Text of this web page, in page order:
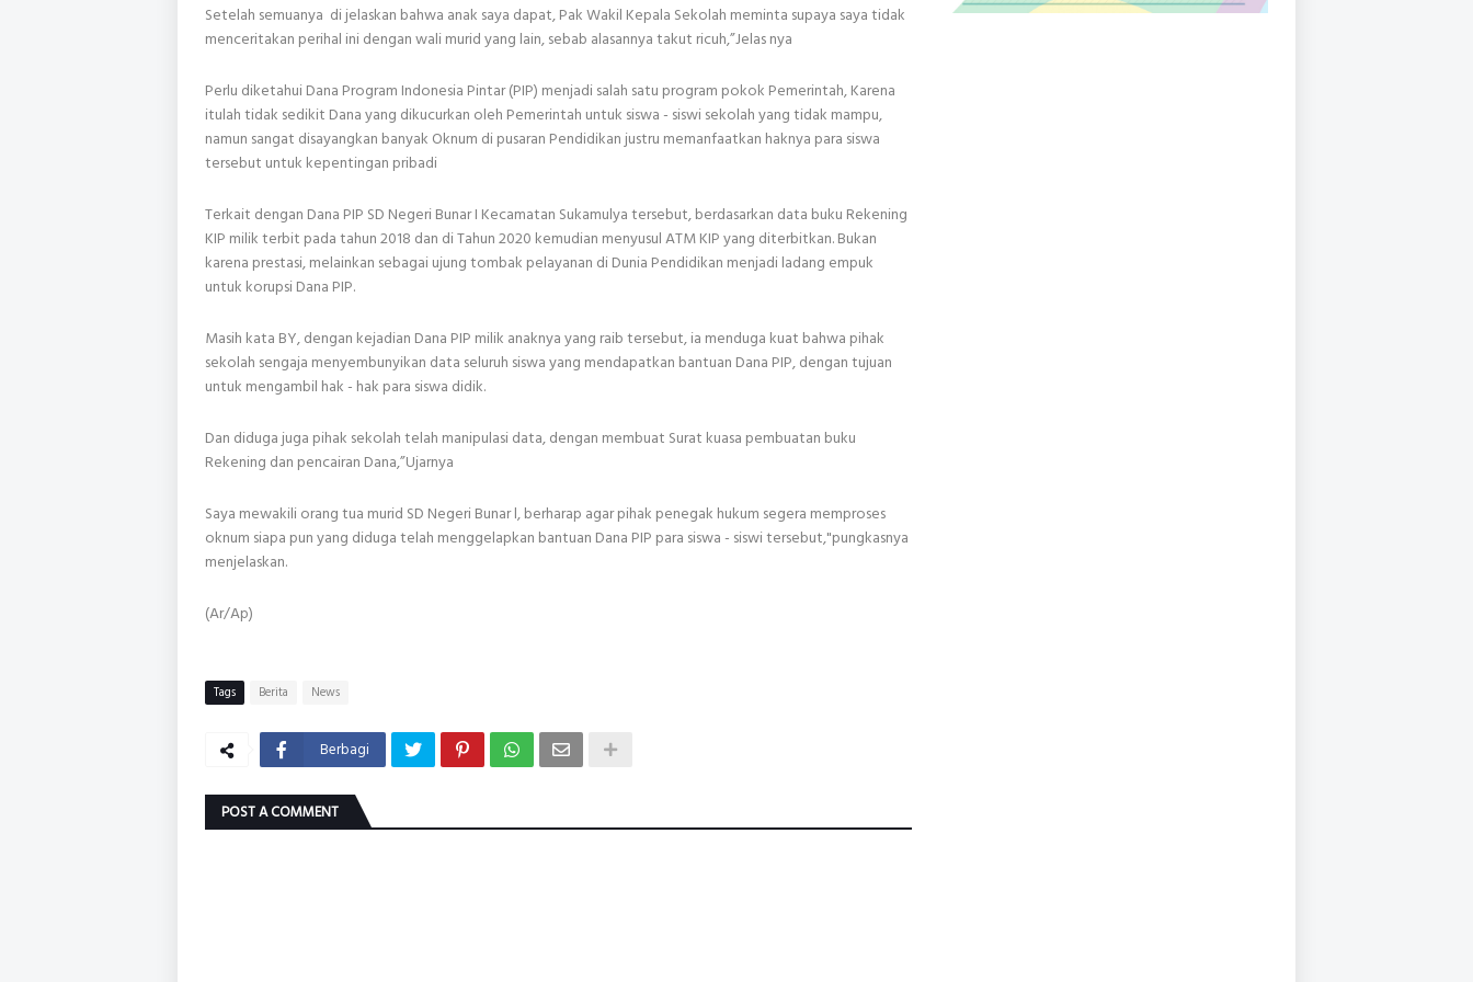
Setelah semuanya di jelaskan bahwa anak saya dapat, Pak Wakil Kepala Sekolah meminta supaya saya tidak
menceritakan perihal ini dengan wali murid yang lain, sebab alasannya takut ricuh,”Jelas nya
Perlu diketahui Dana Program Indonesia Pintar (PIP) menjadi salah satu program pokok Pemerintah, Karena
itulah tidak sedikit Dana yang dikucurkan oleh Pemerintah untuk siswa - siswi sekolah yang tidak mampu,
namun sangat disayangkan banyak Oknum di pusaran Pendidikan justru memanfaatkan haknya para siswa
tersebut untuk kepentingan pribadi
Terkait dengan Dana PIP SD Negeri Bunar I Kecamatan Sukamulya tersebut, berdasarkan data buku Rekening
KIP milik terbit pada tahun 2018 dan di Tahun 2020 kemudian menyusul ATM KIP yang diterbitkan. Bukan
karena prestasi, melainkan sebagai ujung tombak pelayanan di Dunia Pendidikan menjadi ladang empuk
untuk korupsi Dana PIP.
Masih kata BY, dengan kejadian Dana PIP milik anaknya yang raib tersebut, ia menduga kuat bahwa pihak
sekolah sengaja menyembunyikan data seluruh siswa yang mendapatkan bantuan Dana PIP, dengan tujuan
untuk mengambil hak - hak para siswa didik.
Dan diduga juga pihak sekolah telah manipulasi data, dengan membuat Surat kuasa pembuatan buku
Rekening dan pencairan Dana,”Ujarnya
Saya mewakili orang tua murid SD Negeri Bunar l, berharap agar pihak penegak hukum segera memproses
oknum siapa pun yang diduga telah menggelapkan bantuan Dana PIP para siswa - siswi tersebut,"pungkasnya
menjelaskan.
(Ar/Ap)
Tags Berita News
Berbagi
POST A COMMENT